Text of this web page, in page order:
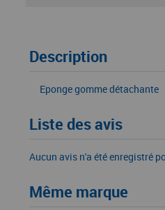
Description
Eponge gomme détachante
Liste des avis
Aucun avis n'a été enregistré
Même marque